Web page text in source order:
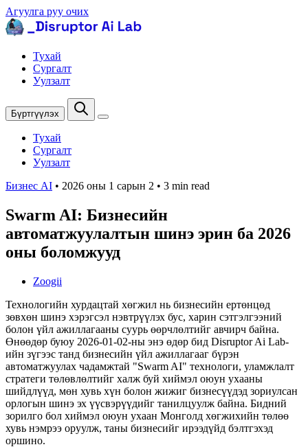
Агуулга руу очих
Тухай
Сургалт
Уулзалт
Бүртгүүлэх
Тухай
Сургалт
Уулзалт
Бизнес AI • 2026 оны 1 сарын 2 • 3 min read
Swarm AI: Бизнесийн
автоматжуулалтын шинэ эрин ба 2026
оны боломжууд
Zoogii
Технологийн хурдацтай хөгжил нь бизнесийн ертөнцөд
зөвхөн шинэ хэрэгсэл нэвтрүүлэх бус, харин сэтгэлгээний
болон үйл ажиллагааны суурь өөрчлөлтийг авчирч байна.
Өнөөдөр буюу 2026-01-02-ны энэ өдөр бид Disruptor Ai Lab-
ийн зүгээс танд бизнесийн үйл ажиллагааг бүрэн
автоматжуулах чадамжтай "Swarm AI" технологи, уламжлалт
стратеги төлөвлөлтийг халж буй хиймэл оюун ухааны
шийдлүүд, мөн хувь хүн болон жижиг бизнесүүдэд зориулсан
орлогын шинэ эх үүсвэрүүдийг танилцуулж байна. Бидний
зорилго бол хиймэл оюун ухаан Монголд хөгжихийн төлөө
хувь нэмрээ оруулж, таны бизнесийг ирээдүйд бэлтгэхэд
оршино.